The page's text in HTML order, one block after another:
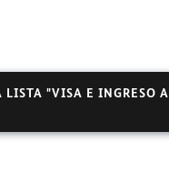
LISTA "VISA E INGRESO A